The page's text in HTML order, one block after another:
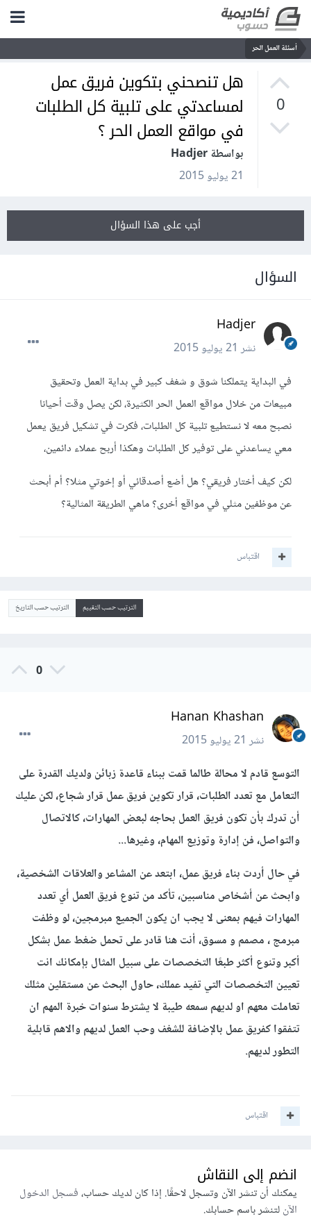
أسئلة العمل الحر
0
هل تنصحني بتكوين فريق عمل
لمساعدتي على تلبية كل الطلبات
في مواقع العمل الحر ؟
بواسطة Hadjer
21 يوليو 2015
أجب على هذا السؤال
السؤال
Hadjer
نشر21 يوليو 2015
في البداية يتملكنا شوق و شغف كبير في بداية العمل وتحقيق
مبيعات من خلال مواقع العمل الحر الكثيرة، لكن يصل وقت أحيانا
نصبح معه لا نستطيع تلبية كل الطلبات، فكرت في تشكيل فريق يعمل
معي يساعدني على توفير كل الطلبات وهكذا أربح عملاء دائمين،
لكن كيف أختار فريقي؟ هل أضع أصدقائي أو إخوتي مثلا؟ أم أبحث
عن موظفين مثلي في مواقع أخرى؟ ماهي الطريقة المثالية؟
اقتباس
الترتيب حسب التقييم الترتيب حسب التاريخ
0
Hanan Khashan
نشر21 يوليو 2015
التوسع قادم لا محالة طالما قمت ببناء قاعدة زبائن ولديك القدرة على
التعامل مع تعدد الطلبات، قرار تكوين فريق عمل قرار شجاع، لكن عليك
أن تدرك بأن تكون فريق العمل بحاجه لبعض المهارات، كالاتصال
والتواصل، فن إدارة وتوزيع المهام، وغيرها...
في حال أردت بناء فريق عمل، ابتعد عن المشاعر والعلاقات الشخصية،
وابحث عن أشخاص مناسبين، تأكد من تنوع فريق العمل أي تعدد
المهارات فيهم بمعنى لا يجب ان يكون الجميع مبرمجين، لو وظفت
مبرمج ، مصمم و مسوق، أنت هنا قادر على تحمل ضغط عمل بشكل
أكبر وتنوع أكثر طبعًا التخصصات على سبيل المثال بإمكانك انت
تعيين التخصصات التي تفيد عملك، حاول البحث عن مستقلين مثلك
تعاملت معهم او لديهم سمعه طيبة لا يشترط سنوات خبرة المهم ان
تتفقوا كفريق عمل بالإضافة للشغف وحب العمل لديهم والاهم قابلية
التطور لديهم.
اقتباس
انضم إلى النقاش
يمكنك أن تنشر الآن وتسجل لاحقًا. إذا كان لديك حساب،فسجل الدخول
الآنلتنشر باسم حسابك.